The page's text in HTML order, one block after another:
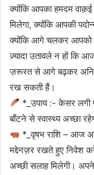
क्योंकि आपका हमदम
मिलेगा, क्योंकि आपकी
क्योंकि आगे चलकर आपको
ज़्यादा उतावले न हों कि
ज़रूरत से आगे बढ़कर
रख सकती हैं।
*_उपाय :- केसर लगी
बाँटने से स्वास्थ्य अच्छा
*_वृषभ राशि – आज
मद्देनज़र रखते हुए निवेश
अच्छी सलाह मिलेगी।